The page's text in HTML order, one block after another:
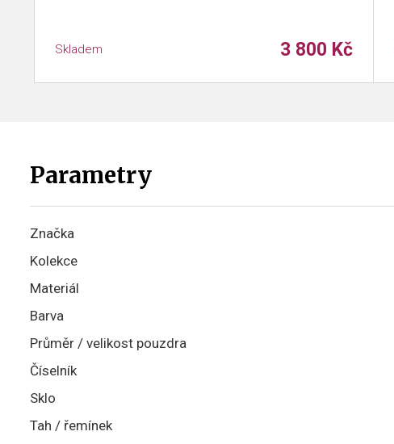
Skladem 3 800 Kč
Parametry
Značka
Kolekce
Materiál
Barva
Průměr / velikost pouzdra
Číselník
Sklo
Tah / řemínek